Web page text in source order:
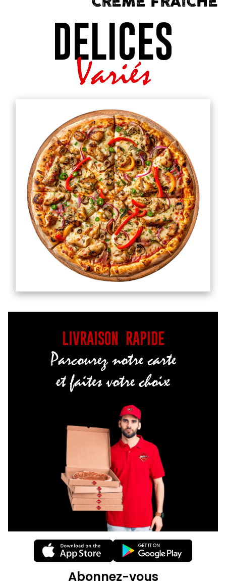
DELICES
Variés
LIVRAISON RAPIDE
Parcourez notre carte
et faites votre choix
Abonnez-vous